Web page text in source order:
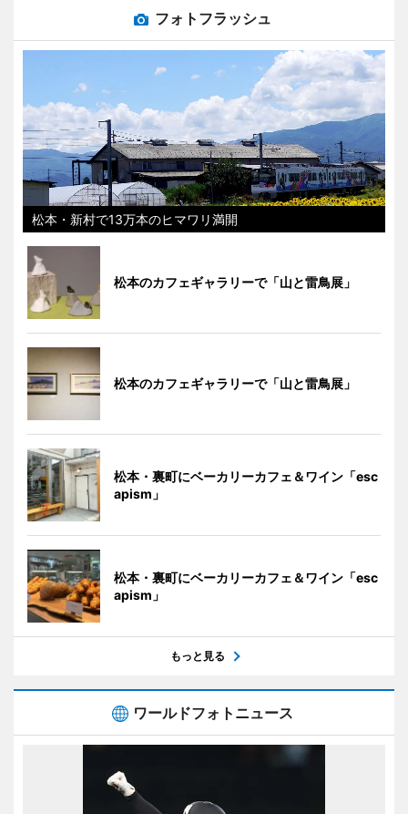
フォトフラッシュ
松本・新村で13万本のヒマワリ満開
松本のカフェギャラリーで「山と雷鳥展」
松本のカフェギャラリーで「山と雷鳥展」
松本・裏町にベーカリーカフェ＆ワイン「esc
apism」
松本・裏町にベーカリーカフェ＆ワイン「esc
apism」
もっと見る
ワールドフォトニュース